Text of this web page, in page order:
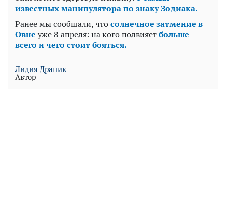
известных манипулятора по знаку Зодиака.
Ранее мы сообщали, чтосолнечное затмение в
Овне уже 8 апреля: на кого полвияетбольше
всего и чего стоит бояться.
Лидия Драник
Автор